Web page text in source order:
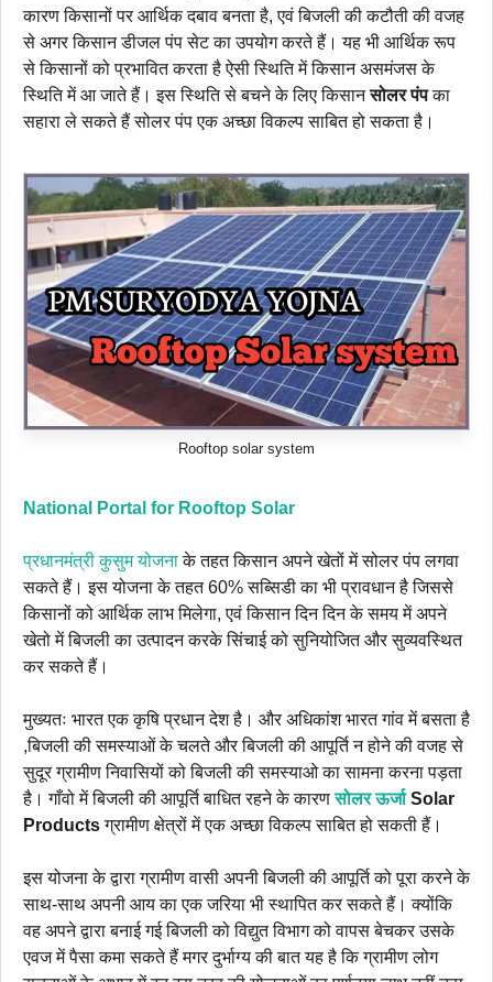
कारण किसानों पर आर्थिक दबाव बनता है, एवं बिजली की कटौती की वजह
से अगर किसान डीजल पंप सेट का उपयोग करते हैं। यह भी आर्थिक रूप
से किसानों को प्रभावित करता है ऐसी स्थिति में किसान असमंजस के
स्थिति में आ जाते हैं। इस स्थिति से बचने के लिए किसानसोलर पंपका
सहारा ले सकते हैं सोलर पंप एक अच्छा विकल्प साबित हो सकता है।
Rooftop solar system
National Portal for Rooftop Solar
प्रधानमंत्री कुसुम योजनाके तहत किसान अपने खेतों में सोलर पंप लगवा
सकते हैं। इस योजना के तहत 60% सब्सिडी का भी प्रावधान है जिससे
किसानों को आर्थिक लाभ मिलेगा, एवं किसान दिन दिन के समय में अपने
खेतो में बिजली का उत्पादन करके सिंचाई को सुनियोजित और सुव्यवस्थित
कर सकते हैं।
मुख्यतः भारत एक कृषि प्रधान देश है। और अधिकांश भारत गांव में बसता है
,बिजली की समस्याओं के चलते और बिजली की आपूर्ति न होने की वजह से
सुदूर ग्रामीण निवासियों को बिजली की समस्याओ का सामना करना पड़ता
है। गाँवो में बिजली की आपूर्ति बाधित रहने के कारणसोलर ऊर्जाSolar
Productsग्रामीण क्षेत्रों में एक अच्छा विकल्प साबित हो सकती हैं।
इस योजना के द्वारा ग्रामीण वासी अपनी बिजली की आपूर्ति को पूरा करने के
साथ-साथ अपनी आय का एक जरिया भी स्थापित कर सकते हैं। क्योंकि
वह अपने द्वारा बनाई गई बिजली को विद्युत विभाग को वापस बेचकर उसके
एवज में पैसा कमा सकते हैं मगर दुर्भाग्य की बात यह है कि ग्रामीण लोग